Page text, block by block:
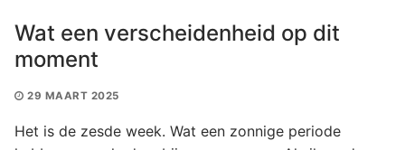
Wat een verscheidenheid op dit
moment
29 MAART 2025
Het is de zesde week. Wat een zonnige periode